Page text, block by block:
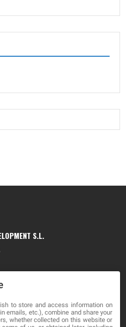
S.L.
to store and access information on
emails, etc.), combine and share your
whether collected on this website or